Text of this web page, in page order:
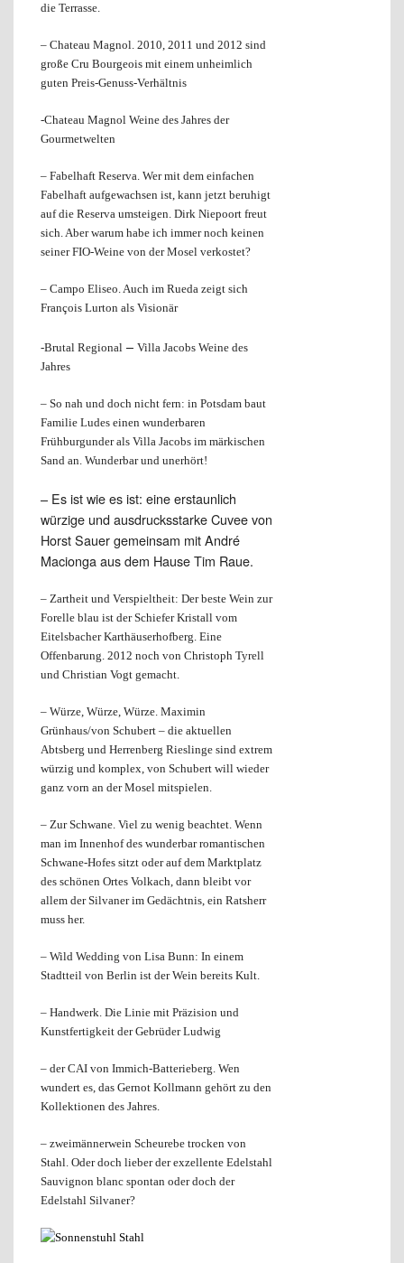
die Terrasse.
– Chateau Magnol. 2010, 2011 und 2012 sind
große Cru Bourgeois mit einem unheimlich
guten Preis-Genuss-Verhältnis
-Chateau Magnol Weine des Jahres der
Gourmetwelten
– Fabelhaft Reserva. Wer mit dem einfachen
Fabelhaft aufgewachsen ist, kann jetzt beruhigt
auf die Reserva umsteigen. Dirk Niepoort freut
sich. Aber warum habe ich immer noch keinen
seiner FIO-Weine von der Mosel verkostet?
– Campo Eliseo. Auch im Rueda zeigt sich
François Lurton als Visionär
-Brutal Regional – Villa Jacobs Weine des
Jahres
– So nah und doch nicht fern: in Potsdam baut
Familie Ludes einen wunderbaren
Frühburgunder als Villa Jacobs im märkischen
Sand an. Wunderbar und unerhört!
– Es ist wie es ist: eine erstaunlich
würzige und ausdrucksstarke Cuvee von
Horst Sauer gemeinsam mit André
Macionga aus dem Hause Tim Raue.
– Zartheit und Verspieltheit: Der beste Wein zur
Forelle blau ist der Schiefer Kristall vom
Eitelsbacher Karthäuserhofberg. Eine
Offenbarung. 2012 noch von Christoph Tyrell
und Christian Vogt gemacht.
– Würze, Würze, Würze. Maximin
Grünhaus/von Schubert – die aktuellen
Abtsberg und Herrenberg Rieslinge sind extrem
würzig und komplex, von Schubert will wieder
ganz vorn an der Mosel mitspielen.
– Zur Schwane. Viel zu wenig beachtet. Wenn
man im Innenhof des wunderbar romantischen
Schwane-Hofes sitzt oder auf dem Marktplatz
des schönen Ortes Volkach, dann bleibt vor
allem der Silvaner im Gedächtnis, ein Ratsherr
muss her.
– Wild Wedding von Lisa Bunn: In einem
Stadtteil von Berlin ist der Wein bereits Kult.
– Handwerk. Die Linie mit Präzision und
Kunstfertigkeit der Gebrüder Ludwig
– der CAI von Immich-Batterieberg. Wen
wundert es, das Gernot Kollmann gehört zu den
Kollektionen des Jahres.
– zweimännerwein Scheurebe trocken von
Stahl. Oder doch lieber der exzellente Edelstahl
Sauvignon blanc spontan oder doch der
Edelstahl Silvaner?